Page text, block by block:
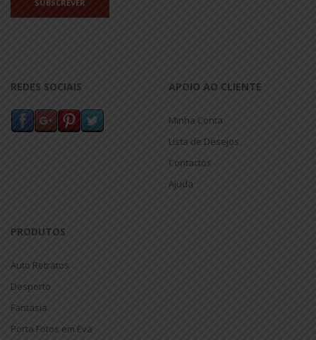
REDES SOCIAIS APOIO AO CLIENTE
Minha Conta
Lista de Desejos
Contactos
Ajuda
PRODUTOS
Auto Retratos
Desporto
Fantasia
Porta Fotos em Eva